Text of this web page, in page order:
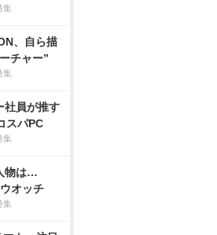
集
、自ら描
チャー”
集
社員が推す
スパPC
集
物は…
オッチ
集